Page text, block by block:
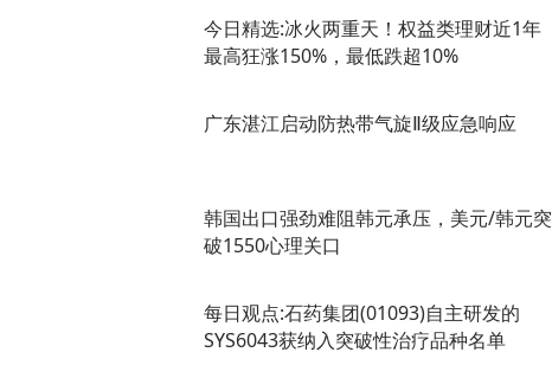
今日精选:冰火两重天！权益类理财近1年
最高狂涨150%，最低跌超10%
广东湛江启动防热带气旋Ⅱ级应急响应
韩国出口强劲难阻韩元承压，美元/韩元突
破1550心理关口
每日观点:石药集团(01093)自主研发的
SYS6043获纳入突破性治疗品种名单